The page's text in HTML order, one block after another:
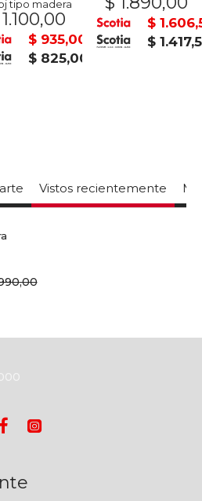
tipo madera
$ 935,00
$ 825,00
$
$
Vistos recientemente